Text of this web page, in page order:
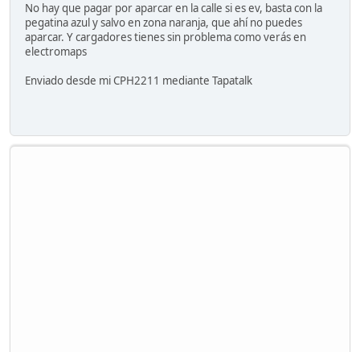
No hay que pagar por aparcar en la calle si es ev, basta con la
pegatina azul y salvo en zona naranja, que ahí no puedes
aparcar. Y cargadores tienes sin problema como verás en
electromaps
Enviado desde mi CPH2211 mediante Tapatalk